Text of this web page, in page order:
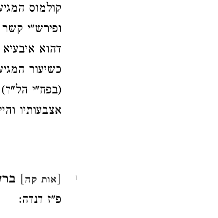
קולמוס
ופירש"י
דהוא
כשיעור
(בפח"י
אצבעותיו
1
[אות קה]
פ"ז דנדה: